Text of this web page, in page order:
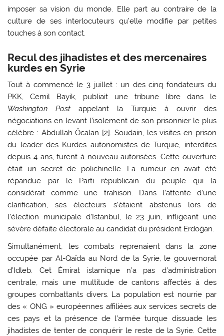
imposer sa vision du monde. Elle part au contraire de la
culture de ses interlocuteurs qu’elle modifie par petites
touches à son contact.
Recul des jihadistes et des mercenaires
kurdes en Syrie
Tout à commencé le 3 juillet : un des cinq fondateurs du
PKK, Cemil Bayik, publiait une tribune libre dans le
Washington Post appelant la Turquie à ouvrir des
négociations en levant l’isolement de son prisonnier le plus
célèbre : Abdullah Öcalan [2]. Soudain, les visites en prison
du leader des Kurdes autonomistes de Turquie, interdites
depuis 4 ans, furent à nouveau autorisées. Cette ouverture
était un secret de polichinelle. La rumeur en avait été
répandue par le Parti républicain du peuple qui la
considérait comme une trahison. Dans l’attente d’une
clarification, ses électeurs s’étaient abstenus lors de
l’élection municipale d’Istanbul, le 23 juin, infligeant une
sévère défaite électorale au candidat du président Erdoğan.
Simultanément, les combats reprenaient dans la zone
occupée par Al-Qaïda au Nord de la Syrie, le gouvernorat
d’Idleb. Cet Émirat islamique n’a pas d’administration
centrale, mais une multitude de cantons affectés à des
groupes combattants divers. La population est nourrie par
des « ONG » européennes affiliées aux services secrets de
ces pays et la présence de l’armée turque dissuade les
jihadistes de tenter de conquérir le reste de la Syrie. Cette